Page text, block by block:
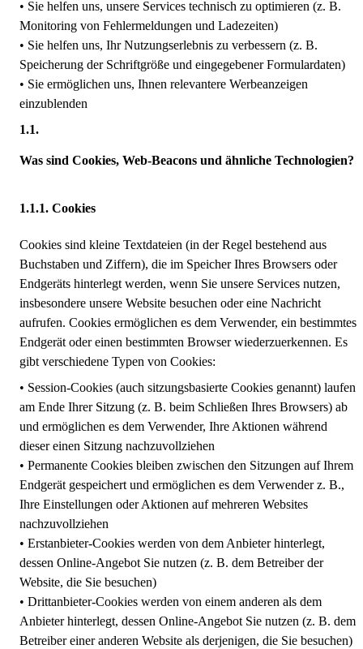
• Sie helfen uns, unsere Services technisch zu optimieren (z. B.
Monitoring von Fehlermeldungen und Ladezeiten)
• Sie helfen uns, Ihr Nutzungserlebnis zu verbessern (z. B.
Speicherung der Schriftgröße und eingegebener Formulardaten)
• Sie ermöglichen uns, Ihnen relevantere Werbeanzeigen
einzublenden
Was sind Cookies, Web-Beacons und ähnliche Technologien?
Cookies
Cookies sind kleine Textdateien (in der Regel bestehend aus
Buchstaben und Ziffern), die im Speicher Ihres Browsers oder
Endgeräts hinterlegt werden, wenn Sie unsere Services nutzen,
insbesondere unsere Website besuchen oder eine Nachricht
aufrufen. Cookies ermöglichen es dem Verwender, ein bestimmtes
Endgerät oder einen bestimmten Browser wiederzuerkennen. Es
gibt verschiedene Typen von Cookies:
• Session-Cookies (auch sitzungsbasierte Cookies genannt) laufen
am Ende Ihrer Sitzung (z. B. beim Schließen Ihres Browsers) ab
und ermöglichen es dem Verwender, Ihre Aktionen während
dieser einen Sitzung nachzuvollziehen
• Permanente Cookies bleiben zwischen den Sitzungen auf Ihrem
Endgerät gespeichert und ermöglichen es dem Verwender z. B.,
Ihre Einstellungen oder Aktionen auf mehreren Websites
nachzuvollziehen
• Erstanbieter-Cookies werden von dem Anbieter hinterlegt,
dessen Online-Angebot Sie nutzen (z. B. dem Betreiber der
Website, die Sie besuchen)
• Drittanbieter-Cookies werden von einem anderen als dem
Anbieter hinterlegt, dessen Online-Angebot Sie nutzen (z. B. dem
Betreiber einer anderen Website als derjenigen, die Sie besuchen)